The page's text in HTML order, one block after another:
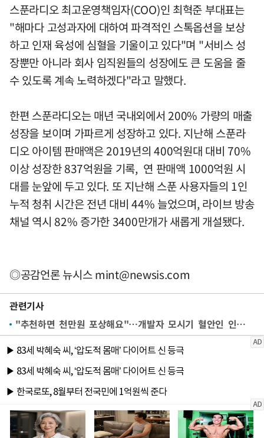
스푼라디오 최고운영책임자(COO)인 최혁준 부대표는
"해마다 고성과자에 대하여 파격적인 스톡옵션을 보상
하고 인재 육성에 심혈을 기울이고 있다"며 "서비스 성
장뿐만 아니라 회사 임직원들의 성장에도 큰 도움을 줄
수 있도록 계속 노력하겠다"라고 말했다.
한편 스푼라디오는 매년 국내외에서 200% 가량의 매출
성장을 보이며 가파르게 성장하고 있다. 지난해 스푼라
디오 아이템 판매액은 2019년의 400억원대 대비 70%
이상 성장한 837억원을 기록, 연 판매액 1000억원 시
대를 눈앞에 두고 있다. 또 지난해 스푼 사용자들의 1인
누적 청취 시간은 전년 대비 44% 늘었으며, 라이브 방송
채널 역시 82% 증가한 3400만개가 새롭게 개설됐다.
◎공감언론 뉴시스mint@newsis.com
관련기사
"추천하면 천만원 포상해요"…개발자 모시기 혈안인 인터넷·게임업계